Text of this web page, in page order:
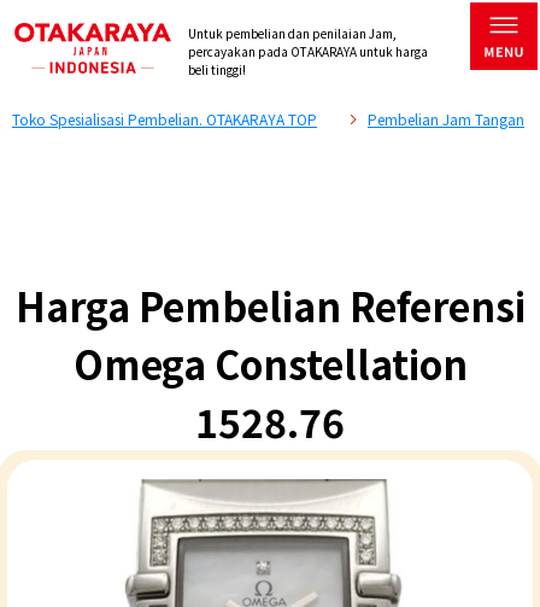
Untuk pembelian dan penilaian Jam,
percayakan pada OTAKARAYA untuk harga
beli tinggi!
Toko Spesialisasi Pembelian. OTAKARAYA TOP Pembelian Jam Tangan
Harga Pembelian Referensi
Omega Constellation
1528.76